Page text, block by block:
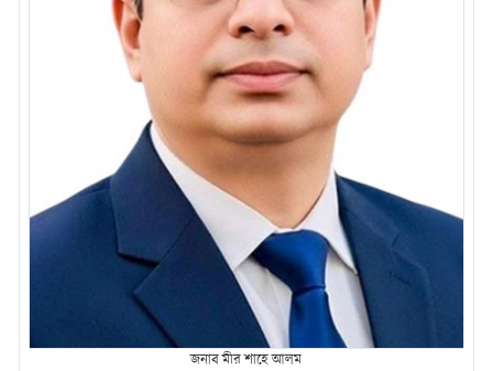
জনাব মীর শাহে আলম